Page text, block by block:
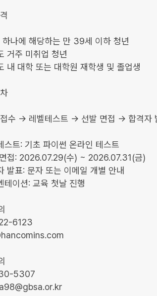
하나에 해당하는 만 39세 이하 청년
거주 미취업 청년
내 대학 또는 대학원 재학생 및 졸업생
수 → 레벨테스트 → 선발 면접 → 합격자
스트: 기초 파이썬 온라인 테스트
접: 2026.07.29(수) ~ 2026.07.31(금)
발표: 문자 또는 이메일 개별 안내
테이션: 교육 첫날 진행
6123
5307